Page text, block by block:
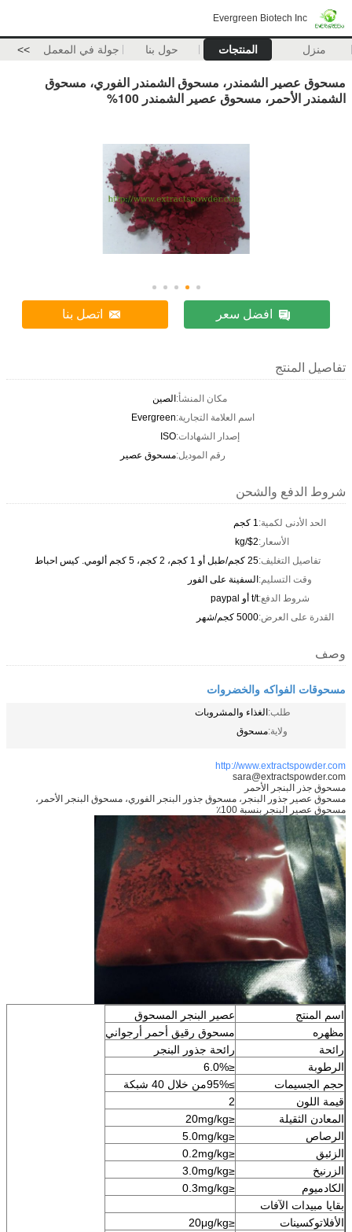
Evergreen Biotech Inc
منزل المنتجات حول بنا جولة في المعمل >>
مسحوق عصير الشمندر، مسحوق الشمندر الفوري، مسحوق
الشمندر الأحمر، مسحوق عصير الشمندر 100%
افضل سعر اتصل بنا
تفاصيل المنتج
مكان المنشأ:الصين
اسم العلامة التجارية:Evergreen
إصدار الشهادات:ISO
رقم الموديل:مسحوق عصير
شروط الدفع والشحن
الحد الأدنى لكمية:1 كجم
الأسعار:$2/kg
تفاصيل التغليف:25 كجم/طبل أو 1 كجم، 2 كجم، 5 كجم ألومي. كيس احباط
وقت التسليم:السفينة على الفور
شروط الدفع:t/t أو paypal
القدرة على العرض:5000 كجم/شهر
وصف
مسحوقات الفواكه والخضروات
طلب:الغذاء والمشروبات
ولاية:مسحوق
http://www.extractspowder.com
sara@extractspowder.com
مسحوق جذر البنجر الأحمر
مسحوق عصير جذور البنجر، مسحوق جذور البنجر الفوري، مسحوق البنجر الأحمر،
مسحوق عصير البنجر بنسبة 100٪
اسم المنتج
عصير البنجر المسحوق
مظهره
مسحوق رقيق أحمر أرجواني
رائحة
رائحة جذور البنجر
الرطوبة
≤6.0%
حجم الجسيمات
≥95%من خلال 40 شبكة
قيمة اللون
2
المعادن الثقيلة
≤20mg/kg
الرصاص
≤5.0mg/kg
الزئبق
≤0.2mg/kg
الزرنيخ
≤3.0mg/kg
الكادميوم
≤0.3mg/kg
بقايا مبيدات الآفات
الأفلاتوكسينات
≤20μg/kg